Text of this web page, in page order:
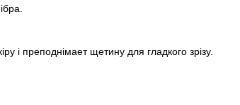
і преподнімает щетину для гладкого зрізу.